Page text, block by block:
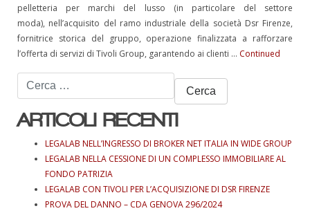
pelletteria per marchi del lusso (in particolare del settore
moda), nell’acquisito del ramo industriale della società Dsr Firenze,
fornitrice storica del gruppo, operazione finalizzata a rafforzare
l’offerta di servizi di Tivoli Group, garantendo ai clienti … Continued
Ricerca
per:
ARTICOLI RECENTI
LEGALAB NELL’INGRESSO DI BROKER NET ITALIA IN WIDE GROUP
LEGALAB NELLA CESSIONE DI UN COMPLESSO IMMOBILIARE AL
FONDO PATRIZIA
LEGALAB CON TIVOLI PER L’ACQUISIZIONE DI DSR FIRENZE
PROVA DEL DANNO – CDA GENOVA 296/2024